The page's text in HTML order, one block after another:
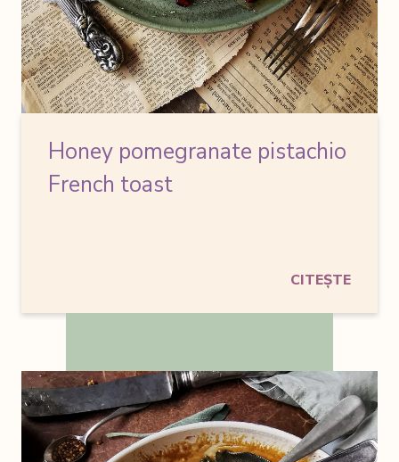
Honey pomegranate pistachio
French toast
CITEȘTE